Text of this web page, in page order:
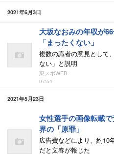
2021年6月3日
大坂なおみの年収が
「まったくない」
複数の識者の意見として
ない」と説明
東スポWEB
07:54
2021年5月23日
女性選手の画像転載
界の「原罪」
広告費などにより、約10
だと文春が報じた